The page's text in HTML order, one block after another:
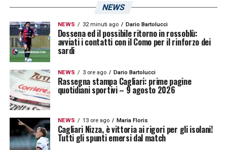
natalizia».
LA PLAYLIST DELLE NOSTRE TOP NEWS
NEWS
NEWS 32 minuti ago Dario Bartolucci
Dossena ed il possibile ritorno in rossoblù:
avviati i contatti con il Como per il rinforzo dei
sardi
NEWS 3 ore ago Dario Bartolucci
Rassegna stampa Cagliari: prime pagine
quotidiani sportivi – 9 agosto 2026
NEWS 13 ore ago Maria Floris
Cagliari Nizza, è vittoria ai rigori per gli isolani!
Tutti gli spunti emersi dal match